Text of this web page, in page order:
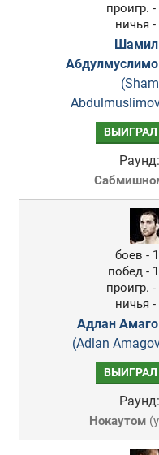
проигр. -
ничья -
ВЫИГРАЛ
боев -
побед -
проигр. -
ничья -
Адлан
(Adlan
ВЫИГРАЛ
Нокаутом(